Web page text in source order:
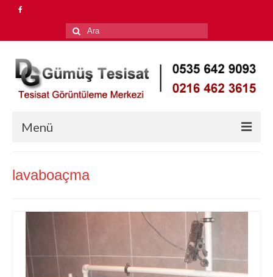
Şunu
ara:
Menü
Hizmetlerimiz
Su Kaçağı Tespiti
Petek Temizleme
Tıkalı Gider Açma
lavaboaçma